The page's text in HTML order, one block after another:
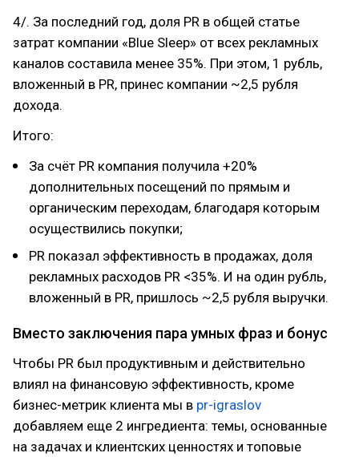
4/. За последний год, доля PR в общей статье
затрат компании «Blue Sleep» от всех рекламных
каналов составила менее 35%. При этом, 1 рубль,
вложенный в PR, принес компании ~2,5 рубля
дохода.
Итого:
За счёт PR компания получила +20%
дополнительных посещений по прямым и
органическим переходам, благодаря которым
осуществились покупки;
PR показал эффективность в продажах, доля
рекламных расходов PR <35%. И на один рубль,
вложенный в PR, пришлось ~2,5 рубля выручки.
Вместо заключения пара умных фраз и бонус
Чтобы PR был продуктивным и действительно
влиял на финансовую эффективность, кроме
бизнес-метрик клиента мы в pr-igraslov
добавляем еще 2 ингредиента: темы, основанные
на задачах и клиентских ценностях и топовые